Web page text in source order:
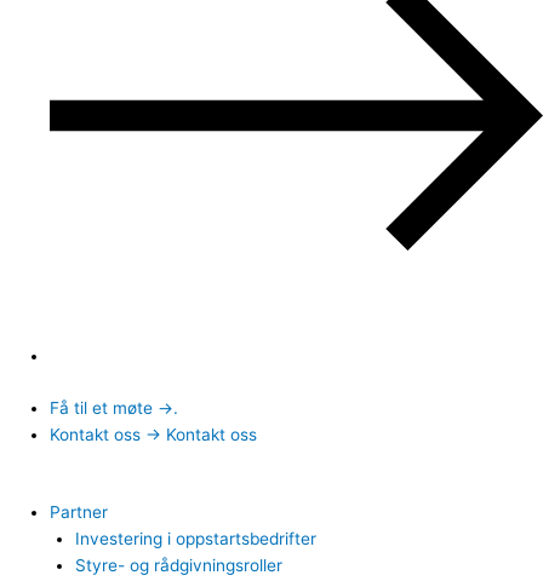
Få til et møte →.
Kontakt oss → Kontakt oss
Partner
Investering i oppstartsbedrifter
Styre- og rådgivningsroller